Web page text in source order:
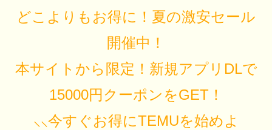
どこよりもお得に！夏の激安セール
開催中！
本サイトから限定！新規アプリDLで
15000円クーポンをGET！
⸜⸜今すぐお得にTEMUを始めよ